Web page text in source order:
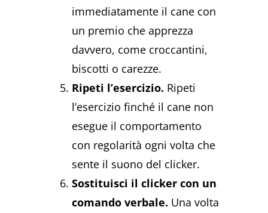
immediatamente il cane con
un premio che apprezza
davvero, come croccantini,
biscotti o carezze.
Ripeti l’esercizio. Ripeti
l’esercizio finché il cane non
esegue il comportamento
con regolarità ogni volta che
sente il suono del clicker.
Sostituisci il clicker con un
comando verbale. Una volta